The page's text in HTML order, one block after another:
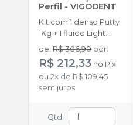
Perfil -VIGODENT
Kit com 1 denso Putty
1Kg + 1 fluido Light
Body 120g + 1
catalisador 60ml.
de:R$ 306,90 por:
R$ 212,33 no Pix
ou 2x de R$ 109,45
sem juros
Qtd :